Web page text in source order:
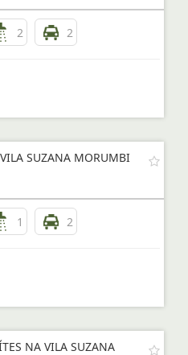
2 2
SUZANA MORUMBI
1 2
NA VILA SUZANA